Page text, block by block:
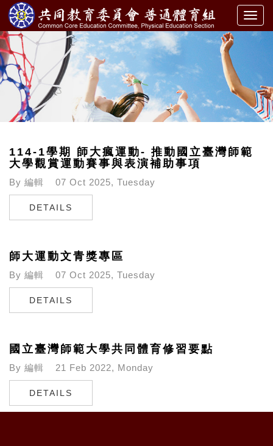
114-1學期 師大瘋運動- 推動國立臺灣師範
大學觀賞運動賽事與表演補助事項
By 編輯 07 Oct 2025, Tuesday
DETAILS
師大運動文青獎專區
By 編輯 07 Oct 2025, Tuesday
DETAILS
國立臺灣師範大學共同體育修習要點
By 編輯 21 Feb 2022, Monday
DETAILS